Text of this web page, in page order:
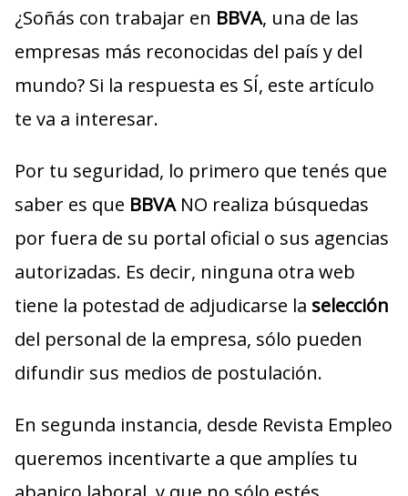
¿Soñás con trabajar en BBVA, una de las
empresas más reconocidas del país y del
mundo? Si la respuesta es SÍ, este artículo
te va a interesar.
Por tu seguridad, lo primero que tenés que
saber es que BBVANO realiza búsquedas
por fuera de su portal oficial o sus agencias
autorizadas. Es decir, ninguna otra web
tiene la potestad de adjudicarse la selección
del personal de la empresa, sólo pueden
difundir sus medios de postulación.
En segunda instancia, desde Revista Empleo
queremos incentivarte a que amplíes tu